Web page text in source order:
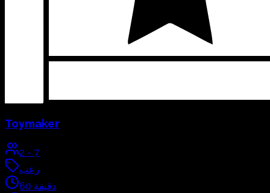
Toymaker
2 - 7
رعب
60 دقيقة